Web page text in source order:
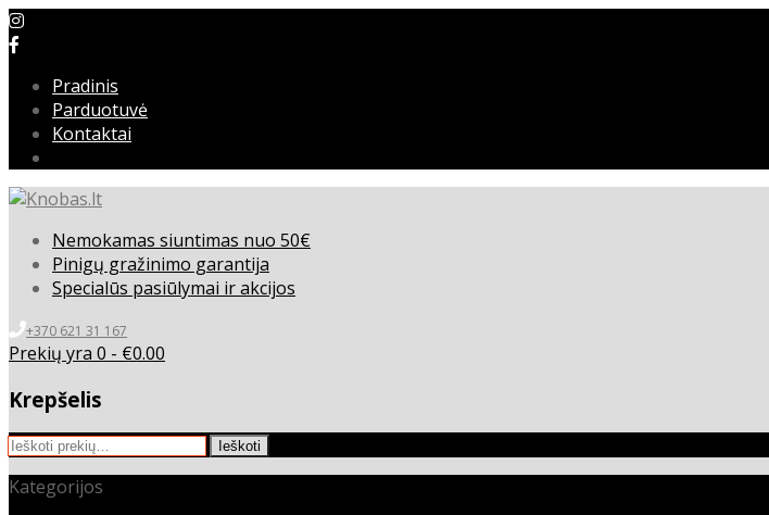
Pradinis
Parduotuvė
Kontaktai
Nemokamas siuntimas nuo 50€
Pinigų gražinimo garantija
Specialūs pasiūlymai ir akcijos
+370 621 31 167
Prekių yra 0 - €0.00
Krepšelis
Ieškoti: Ieškoti
Kategorijos